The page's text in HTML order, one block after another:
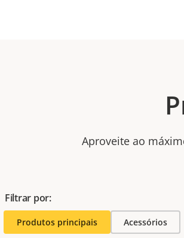
Aproveite ao
Filtrar por:
Produtos principais Acessórios